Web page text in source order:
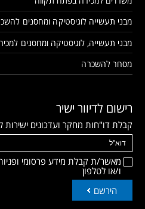
מבני תעשייה לוגיסטיקה ומחסנים
מבני תעשייה, לוגיסטיקה ומחסנים
מסחר להשכרה
רישום לדיוור ישיר
קבלת דו"חות מחקר ועדכונים ישירות
מאשר/ת קבלת מידע פרסומי
ו/או לטלפון
הירשם